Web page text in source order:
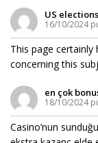
US
16/10/2024
This page
concerning this
en çok
18/10/2024
Casino’nun